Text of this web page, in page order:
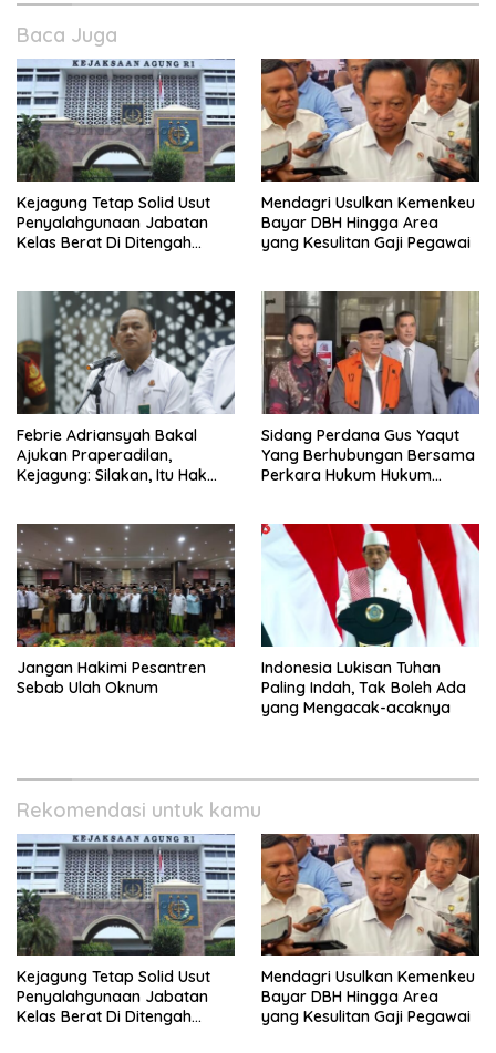
Baca Juga
Kejagung Tetap Solid Usut
Penyalahgunaan Jabatan
Kelas Berat Di Ditengah
Mendagri Usulkan Kemenkeu
Bayar DBH Hingga Area
yang Kesulitan Gaji Pegawai
Febrie Adriansyah Bakal
Ajukan Praperadilan,
Kejagung: Silakan, Itu Hak
Sidang Perdana Gus Yaqut
Yang Berhubungan Bersama
Perkara Hukum Hukum
Jangan Hakimi Pesantren
Sebab Ulah Oknum
Indonesia Lukisan Tuhan
Paling Indah, Tak Boleh Ada
yang Mengacak-acaknya
Rekomendasi untuk kamu
Kejagung Tetap Solid Usut
Penyalahgunaan Jabatan
Kelas Berat Di Ditengah
Mendagri Usulkan Kemenkeu
Bayar DBH Hingga Area
yang Kesulitan Gaji Pegawai